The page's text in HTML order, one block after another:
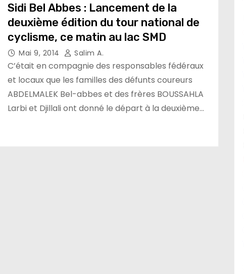
Sidi Bel Abbes : Lancement de la
deuxième édition du tour national de
cyclisme, ce matin au lac SMD
Mai 9, 2014 Salim A.
C’était en compagnie des responsables fédéraux
et locaux que les familles des défunts coureurs
ABDELMALEK Bel-abbes et des frères BOUSSAHLA
Larbi et Djillali ont donné le départ à la deuxième…